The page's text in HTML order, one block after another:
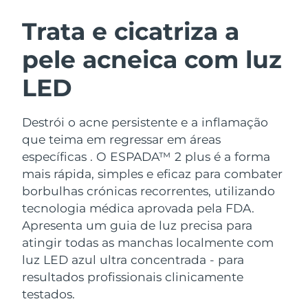
Trata e cicatriza a
pele acneica com luz
LED
Destrói o acne persistente e a inflamação
que teima em regressar em áreas
específicas . O ESPADA™ 2 plus é a forma
mais rápida, simples e eficaz para combater
borbulhas crónicas recorrentes, utilizando
tecnologia médica aprovada pela FDA.
Apresenta um guia de luz precisa para
atingir todas as manchas localmente com
luz LED azul ultra concentrada - para
resultados profissionais clinicamente
testados.
Limpeza facial
Anti-aging massage
LUNA™ 4 Plus
Massage, LED heating
LUNA™ 4 Men
For men, anti-aging massage
Microcurrent toning
BEAR™ 2 go
Microcurrent toning on-the-go
BEAR™ 2 eyes & lips
Microcurrent line smoothing device
Hidratação
UFO™ 3 kit
Deep facial hydration
UFO™ 3 LED
Near-infrared and red light therapy
device
Cuidado oral
issa™ 4
Hybrid silicone sonic toothbrush
issa™ 4 plus
Smart hybrid silicone sonic toothbrush
TRATAMENTO ANTIENVELHECIMENTO
FAQ™
Antienvelhecimento
Áustria Entrega prevista
Barein Entrega prevista8/11/26
Bélgica
Bermudas Entrega prevista8/16/26
Bósnia e
Herzegovina
Entrega prevista8/13/26
Brunei Entrega prevista8/15/26
Bulgária Entrega prevista
Canadá Entrega prevista
Chile